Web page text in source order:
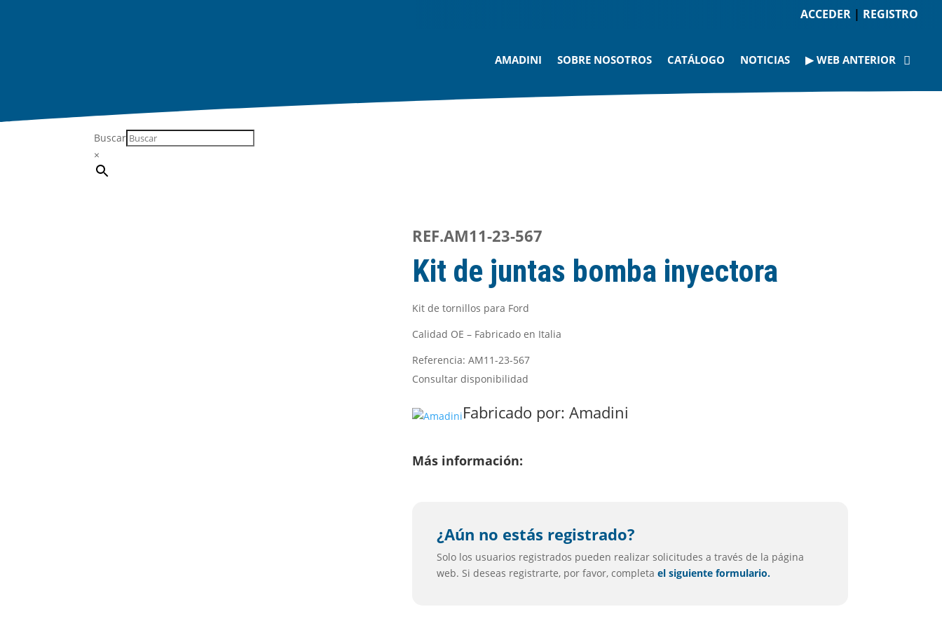
ACCEDER | REGISTRO
AMADINI SOBRE NOSOTROS CATÁLOGO NOTICIAS ▶ WEB ANTERIOR
Buscar
×
REF.AM11-23-567
Kit de juntas bomba inyectora
Kit de tornillos para Ford
Calidad OE – Fabricado en Italia
Referencia: AM11-23-567
Consultar disponibilidad
Fabricado por:Amadini
Más información:
¿Aún no estás registrado?
Solo los usuarios registrados pueden realizar solicitudes a través de la página
web. Si deseas registrarte, por favor, completael siguiente formulario.